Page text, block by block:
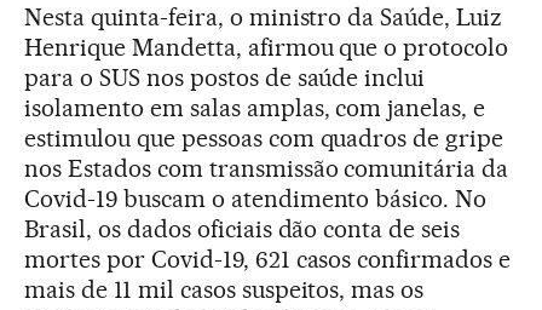
Nesta quinta-feira, o ministro da Saúde, Luiz
Henrique Mandetta, afirmou que o protocolo
para o SUS nos postos de saúde inclui
isolamento em salas amplas, com janelas, e
estimulou que pessoas com quadros de gripe
nos Estados com transmissão comunitária da
Covid-19 buscam o atendimento básico. No
Brasil, os dados oficiais dão conta de seis
mortes por Covid-19, 621 casos confirmados e
mais de 11 mil casos suspeitos, mas os